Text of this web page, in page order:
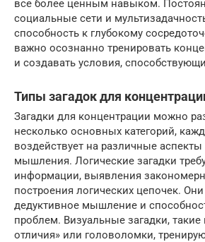
все более ценным навыком.
социальные сети и
способность к глубокому
важно осознанно тренировать
и создавать условия,
Типы загадок для
Загадки для концентрации можно
несколько основных категорий,
воздействует на различные
мышления. Логические загадки
информации, выявления
построения логических цепочек.
дедуктивное мышление и
проблем. Визуальные загадки, такие
отличия» или головоломки,